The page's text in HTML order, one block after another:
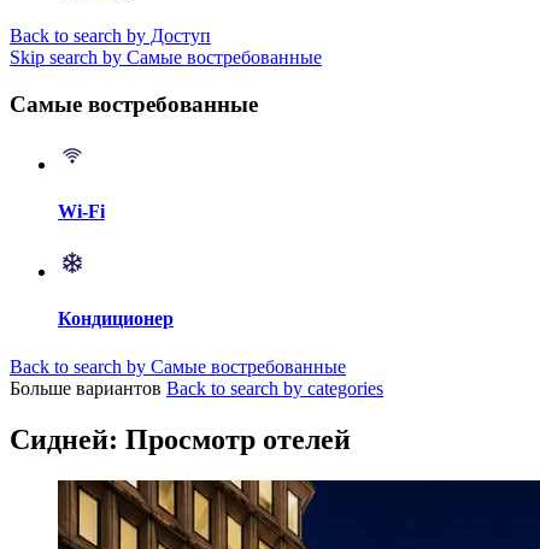
Back to search by Доступ
Skip search by Самые востребованные
Самые востребованные
Wi-Fi
Кондиционер
Back to search by Самые востребованные
Больше вариантов Back to search by categories
Сидней: Просмотр отелей